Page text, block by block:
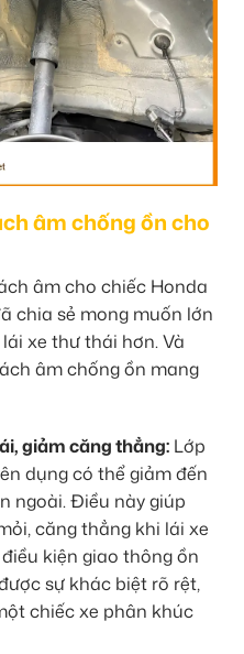
âm chống ồn cho
âm cho chiếc Honda
chia sẻ mong muốn lớn
xe thư thái hơn. Và
âm chống ồn mang
giảm căng thẳng: Lớp
dụng có thể giảm đến
ngoài. Điều này giúp
căng thẳng khi lái xe
kiện giao thông ồn
sự khác biệt rõ rệt,
chiếc xe phân khúc